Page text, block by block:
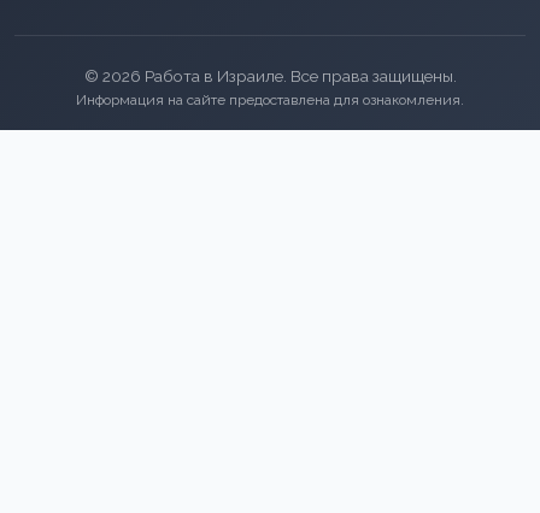
© 2026 Работа в Израиле. Все права защищены.
Информация на сайте предоставлена для ознакомления.